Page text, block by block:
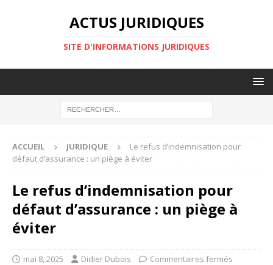
ACTUS JURIDIQUES
SITE D'INFORMATIONS JURIDIQUES
ACCUEIL JURIDIQUE
Le refus d’indemnisation pour
défaut d’assurance : un piège à éviter
Le refus d’indemnisation pour
défaut d’assurance : un piège à
éviter
mai 8, 2025 Didier Dubois Commentaires fermés